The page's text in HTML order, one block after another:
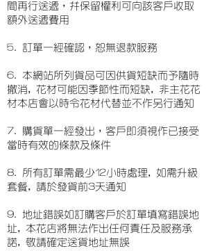
間再行送遞，并保留權利可向該客戶收取
額外送遞費用
5. 訂單一經確認，恕無退款服務
6. 本網站所列貨品可因供貨短缺而予隨時
撤消, 花材可能因季節性而短缺, 非主花花
材本店會以時令花材代替並不作另行通知
7. 購貨單一經發出，客戶即須視作已接受
當時有效的條款及條件
8. 所有訂單需最少12小時處理, 如需升級
套餐, 請於發貨前3天通知
9. 地址錯誤如訂購客戶於訂單填寫錯誤地
址, 本花店將無法作出任何責任及服務承
諾, 敬請確定送貨地址無誤